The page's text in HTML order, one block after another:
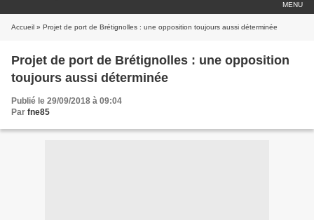
MENU
Accueil » Projet de port de Brétignolles : une opposition toujours aussi déterminée
Projet de port de Brétignolles : une opposition
toujours aussi déterminée
Publié le 29/09/2018 à 09:04
Par fne85